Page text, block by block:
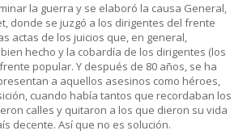
la guerra y se elaboró la causa General,
donde se juzgó a los dirigentes del frente
actas de los juicios que, en general,
hecho y la cobardía de los dirigentes (los
popular. Y después de 80 años, se ha
a aquellos asesinos como héroes,
cuando había tantos que recordaban los
calles y quitaron a los que dieron su vida
decente. Así que no es solución.